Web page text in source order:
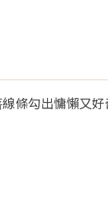
條勾出慵懶又